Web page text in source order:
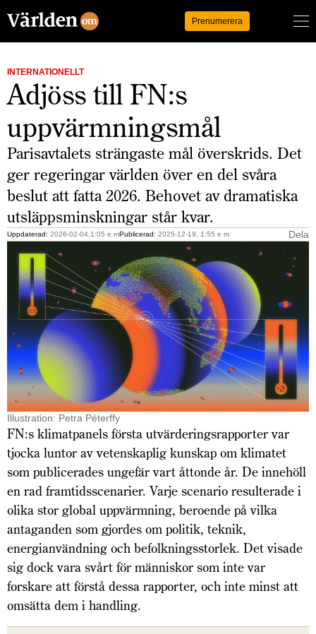
Prenumerera
INTERNATIONELLT
Adjöss till FN:s
uppvärmningsmål
Parisavtalets strängaste mål överskrids. Det
ger regeringar världen över en del svåra
beslut att fatta 2026. Behovet av dramatiska
utsläppsminskningar står kvar.
Uppdaterad: 2026-02-04,1:05 e mPublicerad: 2025-12-19, 1:55 e m Dela
Illustration: Petra Péterffy
FN:s klimatpanels första utvärderingsrapporter var
tjocka luntor av vetenskaplig kunskap om klimatet
som publicerades ungefär vart åttonde år. De innehöll
en rad framtidsscenarier. Varje scenario resulterade i
olika stor global uppvärmning, beroende på vilka
antaganden som gjordes om politik, teknik,
energianvändning och befolkningsstorlek. Det visade
sig dock vara svårt för människor som inte var
forskare att förstå dessa rapporter, och inte minst att
omsätta dem i handling.